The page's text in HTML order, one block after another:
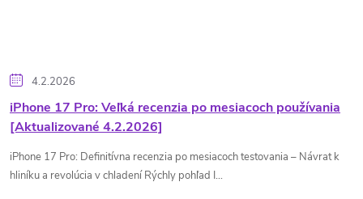
4.2.2026
iPhone 17 Pro: Veľká recenzia po mesiacoch používania
[Aktualizované 4.2.2026]
iPhone 17 Pro: Definitívna recenzia po mesiacoch testovania – Návrat k
hliníku a revolúcia v chladení Rýchly pohľad I...